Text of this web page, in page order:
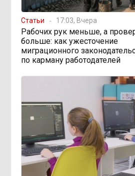
Статьи 17:03, Вчера
Рабочих рук меньше, а
больше: как ужесточение
миграционного
по карману работодателей